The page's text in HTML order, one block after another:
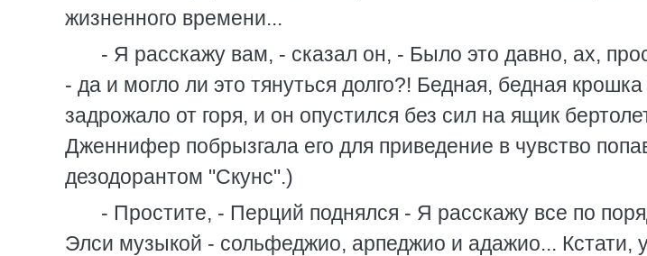
жизненного времени...
- Я расскажу вам, - сказал он, - Было это давно, ах,
- да и могло ли это тянуться долго?! Бедная, бедная
задрожало от горя, и он опустился без сил на ящик
Дженнифер побрызгала его для приведение в чувство
дезодорантом "Скунс".)
- Простите, - Перций поднялся - Я расскажу все по
Элси музыкой - сольфеджио, арпеджио и адажио... Кстати,